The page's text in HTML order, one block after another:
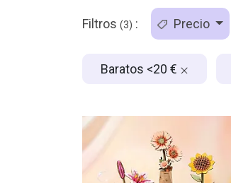
Filtros (3) : Precio
Baratos <20 €